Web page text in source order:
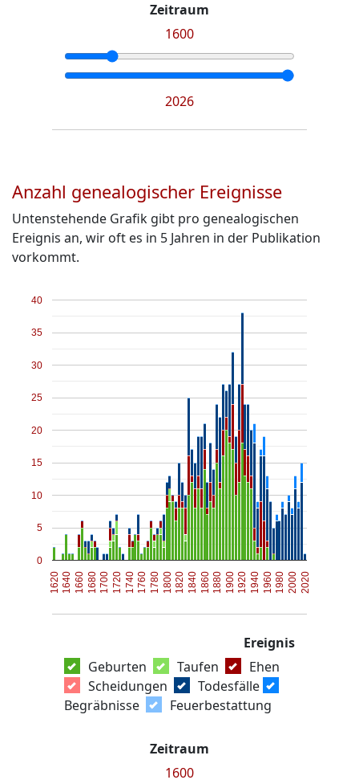
Zeitraum
1600
2026
Anzahl genealogischer Ereignisse
Untenstehende Grafik gibt pro genealogischen
Ereignis an, wir oft es in 5 Jahren in der Publikation
vorkommt.
1620 1640 1660 1680 1700 1720 1740 1760 1780 1800 1820 1840 1860 1880 1900 1920 1940 1960 1980 2000 2020
0
5
10
15
20
25
30
35
40
Ereignis
Geburten
Taufen
Ehen
Scheidungen
Todesfälle
Begräbnisse
Feuerbestattung
Zeitraum
1600